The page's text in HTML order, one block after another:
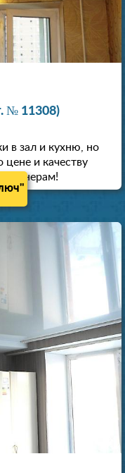
№ 11308)
в зал и кухню, но
и качеству